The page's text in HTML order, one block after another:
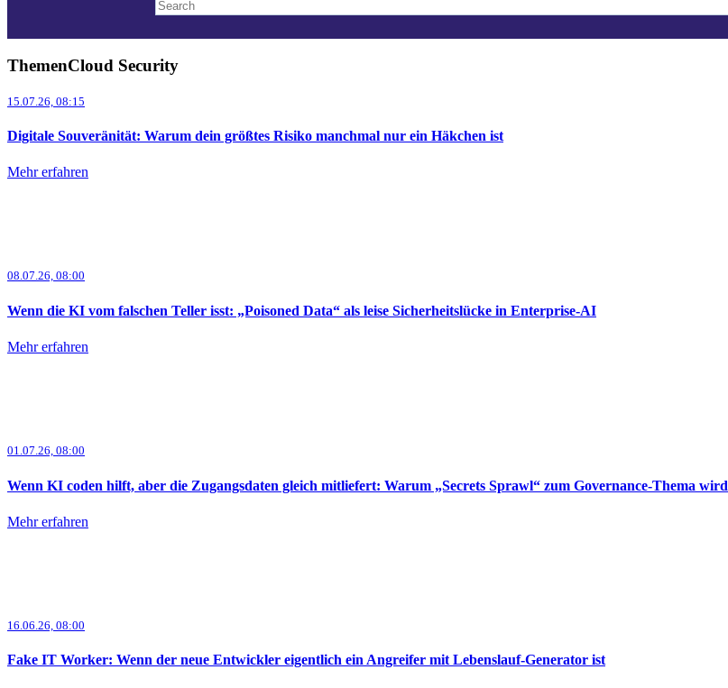
ThemenCloud Security
15.07.26, 08:15
Digitale Souveränität: Warum dein größtes Risiko manchmal nur ein Häkchen ist
Mehr erfahren
08.07.26, 08:00
Wenn die KI vom falschen Teller isst: „Poisoned Data“ als leise Sicherheitslücke in Enterprise-AI
Mehr erfahren
01.07.26, 08:00
Wenn KI coden hilft, aber die Zugangsdaten gleich mitliefert: Warum „Secrets Sprawl“ zum Governance-Thema wird
Mehr erfahren
16.06.26, 08:00
Fake IT Worker: Wenn der neue Entwickler eigentlich ein Angreifer mit Lebenslauf-Generator ist